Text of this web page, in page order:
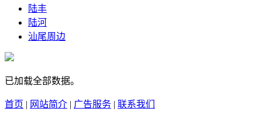
陆丰
陆河
汕尾周边
已加载全部数据。
首页 | 网站简介 | 广告服务 | 联系我们